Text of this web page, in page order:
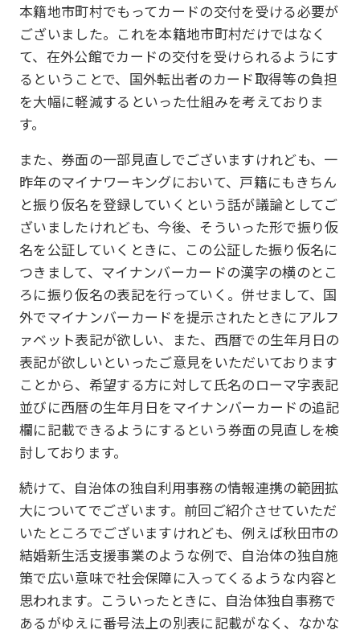
本籍地市町村でもってカードの交付を受ける必要が
ございました。これを本籍地市町村だけではなく
て、在外公館でカードの交付を受けられるようにす
るということで、国外転出者のカード取得等の負担
を大幅に軽減するといった仕組みを考えておりま
す。
また、券面の一部見直しでございますけれども、一
昨年のマイナワーキングにおいて、戸籍にもきちん
と振り仮名を登録していくという話が議論としてご
ざいましたけれども、今後、そういった形で振り仮
名を公証していくときに、この公証した振り仮名に
つきまして、マイナンバーカードの漢字の横のとこ
ろに振り仮名の表記を行っていく。併せまして、国
外でマイナンバーカードを提示されたときにアルフ
ァベット表記が欲しい、また、西暦での生年月日の
表記が欲しいといったご意見をいただいております
ことから、希望する方に対して氏名のローマ字表記
並びに西暦の生年月日をマイナンバーカードの追記
欄に記載できるようにするという券面の見直しを検
討しております。
続けて、自治体の独自利用事務の情報連携の範囲拡
大についてでございます。前回ご紹介させていただ
いたところでございますけれども、例えば秋田市の
結婚新生活支援事業のような例で、自治体の独自施
策で広い意味で社会保障に入ってくるような内容と
思われます。こういったときに、自治体独自事務で
あるがゆえに番号法上の別表に記載がなく、なかな